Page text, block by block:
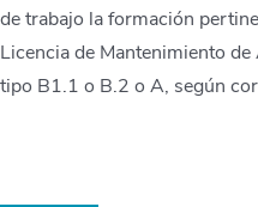
de trabajo la formación
Licencia de Mantenimiento
tipo B1.1 o B.2 o A, según